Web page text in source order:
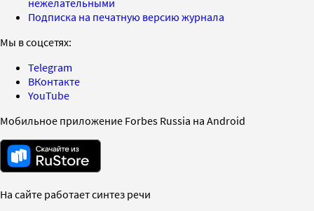
Подписка на печатную версию журнала
Мы в соцсетях:
Telegram
ВКонтакте
YouTube
Мобильное приложение Forbes Russia на Android
На сайте работает синтез речи